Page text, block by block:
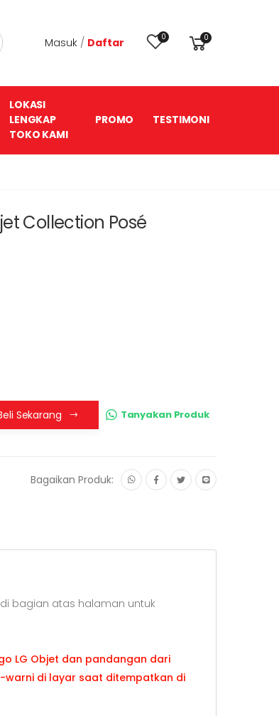
Masuk / Daftar 0 0
LOKASI
LENGKAP
TOKO KAMI
PROMO TESTIMONI
Collection Posé
Sekarang Tanyakan Produk
Bagaikan Produk:
bagian atas halaman untuk